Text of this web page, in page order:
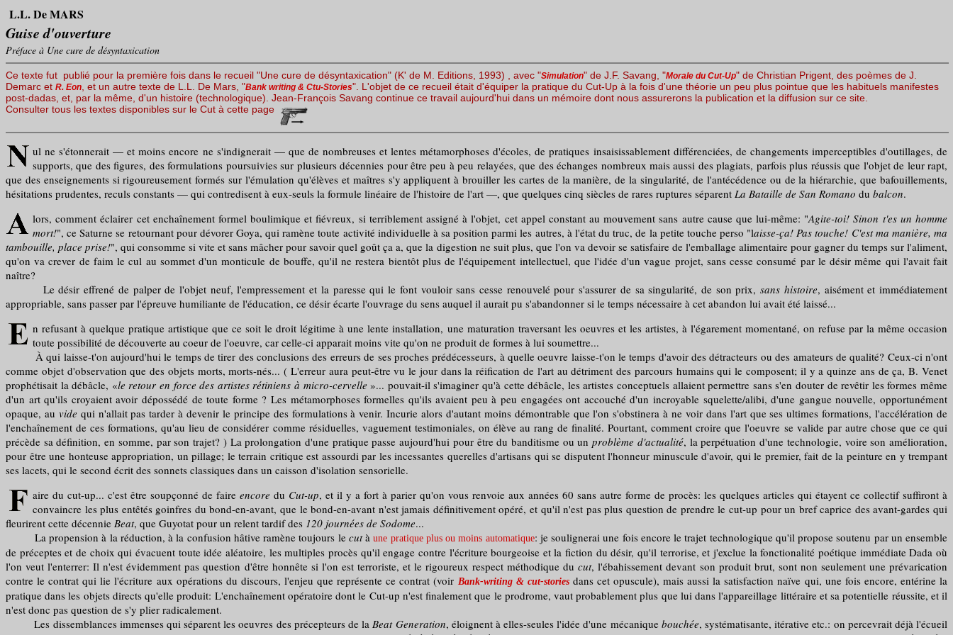
L.L. De MARS
Guise d'ouverture
Préface à Une cure de désyntaxication
Ce texte fut publié pour la première fois dans le recueil "Une cure de désyntaxication" (K' de M. Editions, 1993) , avec "Simulation" de J.F. Savang, "Morale du Cut-Up" de Christian Prigent, des poèmes de J.
Demarc et R. Eon , et un autre texte de L.L. De Mars, "Bank writing & Ctu-Stories". L'objet de ce recueil était d'équiper la pratique du Cut-Up à la fois d'une théorie un peu plus pointue que les habituels manifestes
post-dadas, et, par la même, d'un histoire (technologique). Jean-François Savang continue ce travail aujourd'hui dans un mémoire dont nous assurerons la publication et la diffusion sur ce site.
Consulter tous les textes disponibles sur le Cut à cette page
ul ne s'étonnerait — et moins encore ne s'indignerait — que de nombreuses et lentes métamorphoses d'écoles, de pratiques insaisissablement différenciées, de changements imperceptibles d'outillages, de
supports, que des figures, des formulations poursuivies sur plusieurs décennies pour être peu à peu relayées, que des échanges nombreux mais aussi des plagiats, parfois plus réussis que l'objet de leur rapt,
que des enseignements si rigoureusement formés sur l'émulation qu'élèves et maîtres s'y appliquent à brouiller les cartes de la manière, de la singularité, de l'antécédence ou de la hiérarchie, que bafouillements,
hésitations prudentes, reculs constants — qui contredisent à eux-seuls la formule linéaire de l'histoire de l'art —, que quelques cinq siècles de rares ruptures séparent La Bataille de San Romano du balcon.
lors, comment éclairer cet enchaînement formel boulimique et fiévreux, si terriblement assigné à l'objet, cet appel constant au mouvement sans autre cause que lui-même: "Agite-toi! Sinon t'es un homme
mort!", ce Saturne se retournant pour dévorer Goya, qui ramène toute activité individuelle à sa position parmi les autres, à l'état du truc, de la petite touche perso "laisse-ça! Pas touche! C'est ma manière, ma
tambouille, place prise!", qui consomme si vite et sans mâcher pour savoir quel goût ça a, que la digestion ne suit plus, que l'on va devoir se satisfaire de l'emballage alimentaire pour gagner du temps sur l'aliment,
qu'on va crever de faim le cul au sommet d'un monticule de bouffe, qu'il ne restera bientôt plus de l'équipement intellectuel, que l'idée d'un vague projet, sans cesse consumé par le désir même qui l'avait fait
naître?
Le désir effrené de palper de l'objet neuf, l'empressement et la paresse qui le font vouloir sans cesse renouvelé pour s'assurer de sa singularité, de son prix,sans histoire, aisément et immédiatement
appropriable, sans passer par l'épreuve humiliante de l'éducation, ce désir écarte l'ouvrage du sens auquel il aurait pu s'abandonner si le temps nécessaire à cet abandon lui avait été laissé...
n refusant à quelque pratique artistique que ce soit le droit légitime à une lente installation, une maturation traversant les oeuvres et les artistes, à l'égarement momentané, on refuse par la même occasion
toute possibilité de découverte au coeur de l'oeuvre, car celle-ci apparait moins vite qu'on ne produit de formes à lui soumettre...
À qui laisse-t'on aujourd'hui le temps de tirer des conclusions des erreurs de ses proches prédécesseurs, à quelle oeuvre laisse-t'on le temps d'avoir des détracteurs ou des amateurs de qualité? Ceux-ci n'ont
comme objet d'observation que des objets morts, morts-nés... ( L'erreur aura peut-être vu le jour dans la réification de l'art au détriment des parcours humains qui le composent; il y a quinze ans de ça, B. Venet
prophétisait la débâcle, «le retour en force des artistes rétiniens à micro-cervelle »... pouvait-il s'imaginer qu'à cette débâcle, les artistes conceptuels allaient permettre sans s'en douter de revêtir les formes même
d'un art qu'ils croyaient avoir dépossédé de toute forme ? Les métamorphoses formelles qu'ils avaient peu à peu engagées ont accouché d'un incroyable squelette/alibi, d'une gangue nouvelle, opportunément
opaque, au vide qui n'allait pas tarder à devenir le principe des formulations à venir. Incurie alors d'autant moins démontrable que l'on s'obstinera à ne voir dans l'art que ses ultimes formations, l'accélération de
l'enchaînement de ces formations, qu'au lieu de considérer comme résiduelles, vaguement testimoniales, on élève au rang de finalité. Pourtant, comment croire que l'oeuvre se valide par autre chose que ce qui
précède sa définition, en somme, par son trajet? ) La prolongation d'une pratique passe aujourd'hui pour être du banditisme ou unproblème d'actualité, la perpétuation d'une technologie, voire son amélioration,
pour être une honteuse appropriation, un pillage; le terrain critique est assourdi par les incessantes querelles d'artisans qui se disputent l'honneur minuscule d'avoir, qui le premier, fait de la peinture en y trempant
ses lacets, qui le second écrit des sonnets classiques dans un caisson d'isolation sensorielle.
aire du cut-up... c'est être soupçonné de faire encore du Cut-up, et il y a fort à parier qu'on vous renvoie aux années 60 sans autre forme de procès: les quelques articles qui étayent ce collectif suffiront à
convaincre les plus entêtés goinfres du bond-en-avant, que le bond-en-avant n'est jamais définitivement opéré, et qu'il n'est pas plus question de prendre le cut-up pour un bref caprice des avant-gardes qui
fleurirent cette décennie Beat, que Guyotat pour un relent tardif des 120 journées de Sodome...
La propension à la réduction, à la confusion hâtive ramène toujours le cutàune pratique plus ou moins automatique: je soulignerai une fois encore le trajet technologique qu'il propose soutenu par un ensemble
de préceptes et de choix qui évacuent toute idée aléatoire, les multiples procès qu'il engage contre l'écriture bourgeoise et la fiction du désir, qu'il terrorise, et j'exclue la fonctionalité poétique immédiate Dada où
l'on veut l'enterrer: Il n'est évidemment pas question d'être honnête si l'on est terroriste, et le rigoureux respect méthodique ducut, l'ébahissement devant son produit brut, sont non seulement une prévarication
contre le contrat qui lie l'écriture aux opérations du discours, l'enjeu que représente ce contrat (voir Bank-writing & cut-storiesdans cet opuscule), mais aussi la satisfaction naïve qui, une fois encore, entérine la
pratique dans les objets directs qu'elle produit: L'enchaînement opératoire dont le Cut-up n'est finalement que le prodrome, vaut probablement plus que lui dans l'appareillage littéraire et sa potentielle réussite, et il
n'est donc pas question de s'y plier radicalement.
Les dissemblances immenses qui séparent les oeuvres des précepteurs de la Beat Generation, éloignent à elles-seules l'idée d'une mécanique bouchée, systématisante, itérative etc.: on percevrait déjà l'écueil